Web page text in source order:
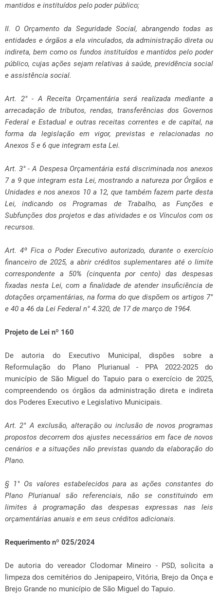
mantidos e instituídos pelo poder público;
Il. O Orçamento da Seguridade Social, abrangendo todas as
entidades e órgãos a ela vinculados, da administração direta ou
indireta, bem como os fundos instituídos e mantidos pelo poder
público, cujas ações sejam relativas à saúde, previdência social
e assistência social.
Art. 2° - A Receita Orçamentária será realizada mediante a
arrecadação de tributos, rendas, transferências dos Governos
Federal e Estadual e outras receitas correntes e de capital, na
forma da legislação em vigor, previstas e relacionadas no
Anexos 5 e 6 que integram esta Lei.
Art. 3° - A Despesa Orçamentária está discriminada nos anexos
7 a 9 que integram esta Lei, mostrando a natureza por Órgãos e
Unidades e nos anexos 10 a 12, que também fazem parte desta
Lei, indicando os Programas de Trabalho, as Funções e
Subfunções dos projetos e das atividades e os Vínculos com os
recursos.
Art. 4º Fica o Poder Executivo autorizado, durante o exercício
financeiro de 2025, a abrir créditos suplementares até o limite
correspondente a 50% (cinquenta por cento) das despesas
fixadas nesta Lei, com a finalidade de atender insuficiência de
dotações orçamentárias, na forma do que dispõem os artigos 7°
e 40 a 46 da Lei Federal n° 4.320, de 17 de março de 1964.
Projeto de Lei nº 160
De autoria do Executivo Municipal, dispões sobre a
Reformulação do Plano Plurianual - PPA 2022-2025 do
município de São Miguel do Tapuio para o exercício de 2025,
compreendendo os órgãos da administração direta e indireta
dos Poderes Executivo e Legislativo Municipais.
Art. 2° A exclusão, alteração ou inclusão de novos programas
propostos decorrem dos ajustes necessários em face de novos
cenários e a situações não previstas quando da elaboração do
Plano.
§ 1° Os valores estabelecidos para as ações constantes do
Plano Plurianual são referenciais, não se constituindo em
limites à programação das despesas expressas nas leis
orçamentárias anuais e em seus créditos adicionais.
Requerimento nº 025/2024
De autoria do vereador Clodomar Mineiro - PSD, solicita a
limpeza dos cemitérios do Jenipapeiro, Vitória, Brejo da Onça e
Brejo Grande no município de São Miguel do Tapuio.